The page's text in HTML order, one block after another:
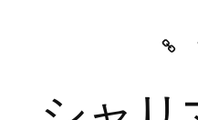
プ
バ